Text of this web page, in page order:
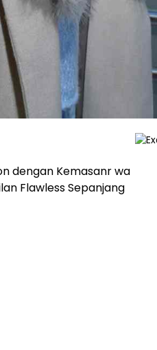
dengan Kemasanr wa
Flawless Sepanjang